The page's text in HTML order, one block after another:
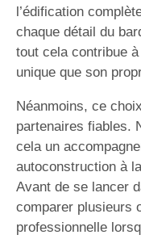
l’édification
chaque détail du
tout cela contribue
unique que son
Néanmoins, ce
partenaires fiables.
cela un
autoconstruction à
Avant de se lancer
comparer plusieurs
professionnelle